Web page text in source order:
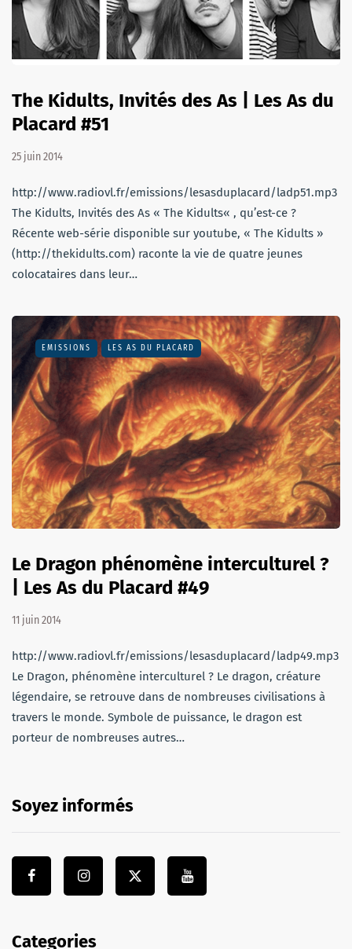
The Kidults, Invités des As | Les As du
Placard #51
25 juin 2014
http://www.radiovl.fr/emissions/lesasduplacard/ladp51.mp3
The Kidults, Invités des As « The Kidults« , qu’est-ce ?
Récente web-série disponible sur youtube, « The Kidults »
(http://thekidults.com) raconte la vie de quatre jeunes
colocataires dans leur…
EMISSIONS LES AS DU PLACARD
Le Dragon phénomène interculturel ?
| Les As du Placard #49
11 juin 2014
http://www.radiovl.fr/emissions/lesasduplacard/ladp49.mp3
Le Dragon, phénomène interculturel ? Le dragon, créature
légendaire, se retrouve dans de nombreuses civilisations à
travers le monde. Symbole de puissance, le dragon est
porteur de nombreuses autres…
Soyez informés
Categories